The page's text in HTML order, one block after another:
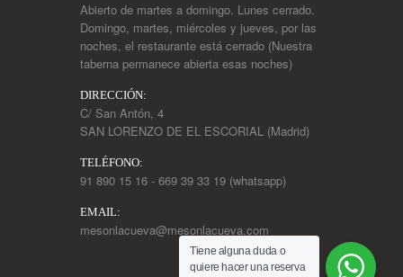
Abierto de martes a domingo. Lunes cerrado.
Domingo, martes, miércoles y jueves, por las
noches, el restaurante está cerrado (Nuestra
taberna permanece abierta esas noches)
DIRECCIÓN:
C/ San Antón, 4
SAN LORENZO DE EL ESCORIAL (Madrid)
TELÉFONO:
91 890 15 16 - 669 39 33 19 (whatsapp)
EMAIL:
mesonlacueva@mesonlacueva.com
Tiene alguna duda o
quiere hacer una reserva